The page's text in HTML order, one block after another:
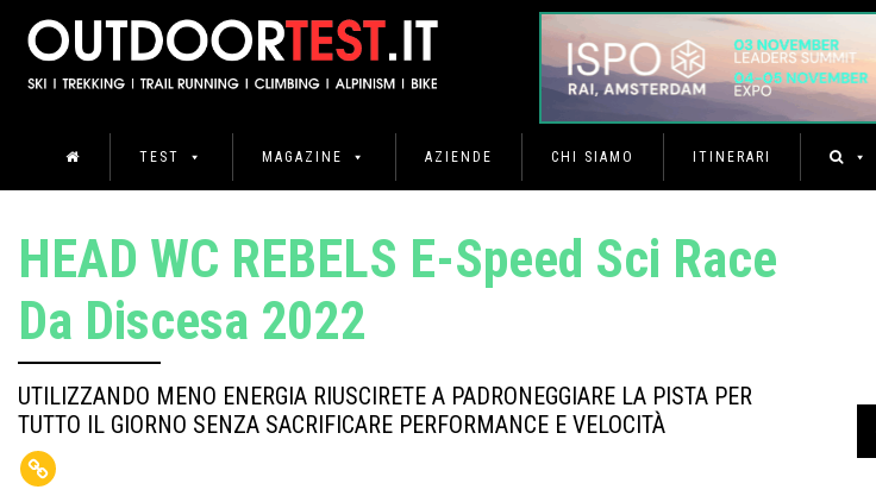
TEST MAGAZINE AZIENDE CHI SIAMO ITINERARI
HEAD WC REBELS E-Speed Sci Race
Da Discesa 2022
UTILIZZANDO MENO ENERGIA RIUSCIRETE A PADRONEGGIARE LA PISTA PER
TUTTO IL GIORNO SENZA SACRIFICARE PERFORMANCE E VELOCITÀ